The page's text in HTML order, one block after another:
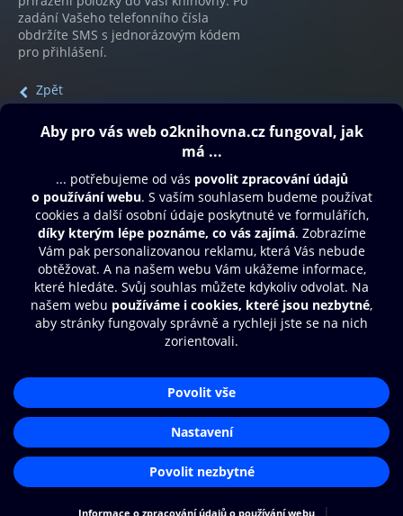
zadání Vašeho telefonního čísla
obdržíte SMS s jednorázovým kódem
pro přihlášení.
Zpět
Obsah ke stažení
Moje O2 Knihovna
Další zábava
© O2 Czech Republic a.s.
Přístupnost
Zásady zpracování osobních údajů
Nastavení cookies
Aplikace O2 Knihovna
Čti a poslouchej své e-knihy a
audioknihy rychleji a pohodlněji.